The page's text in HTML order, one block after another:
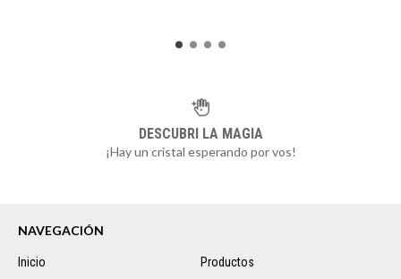
DESCUBRI LA MAGIA
¡Hay un cristal esperando por vos!
NAVEGACIÓN
Inicio Productos